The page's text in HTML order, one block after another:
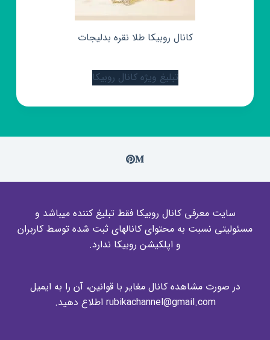
کانال روبیکا طلا نقره بدلیجات
تبلیغ ویژه کانال روبیکا
سایت معرفی کانال روبیکا فقط تبلیغ کننده میباشد و
مسئولیتی نسبت به محتوای کانالهای ثبت شده توسط کاربران
و اپلکیشن روبیکا ندارد.
در صورت مشاهده کانال مغایر با قوانین، آن را به ایمیل
rubikachannel@gmail.com اطلاع دهید.